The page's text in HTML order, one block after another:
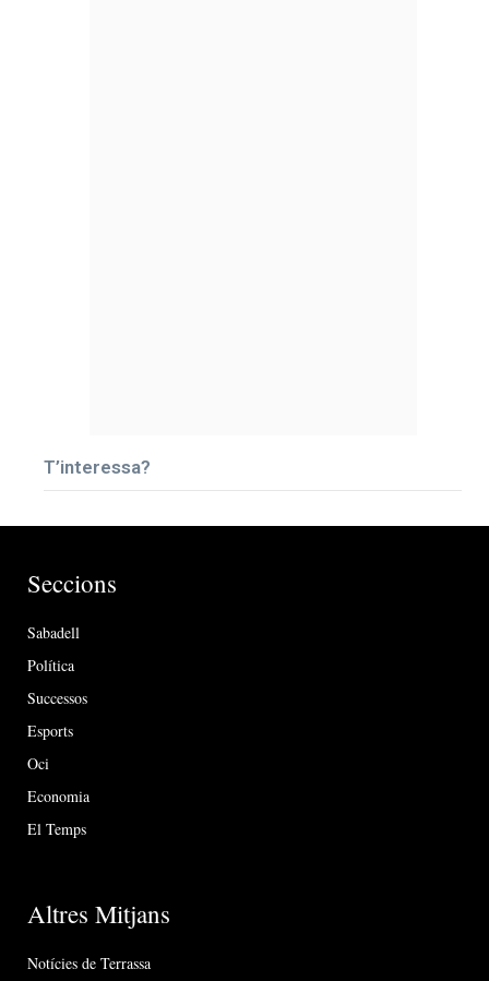
T’interessa?
Seccions
Sabadell
Política
Successos
Esports
Oci
Economia
El Temps
Altres Mitjans
Notícies de Terrassa